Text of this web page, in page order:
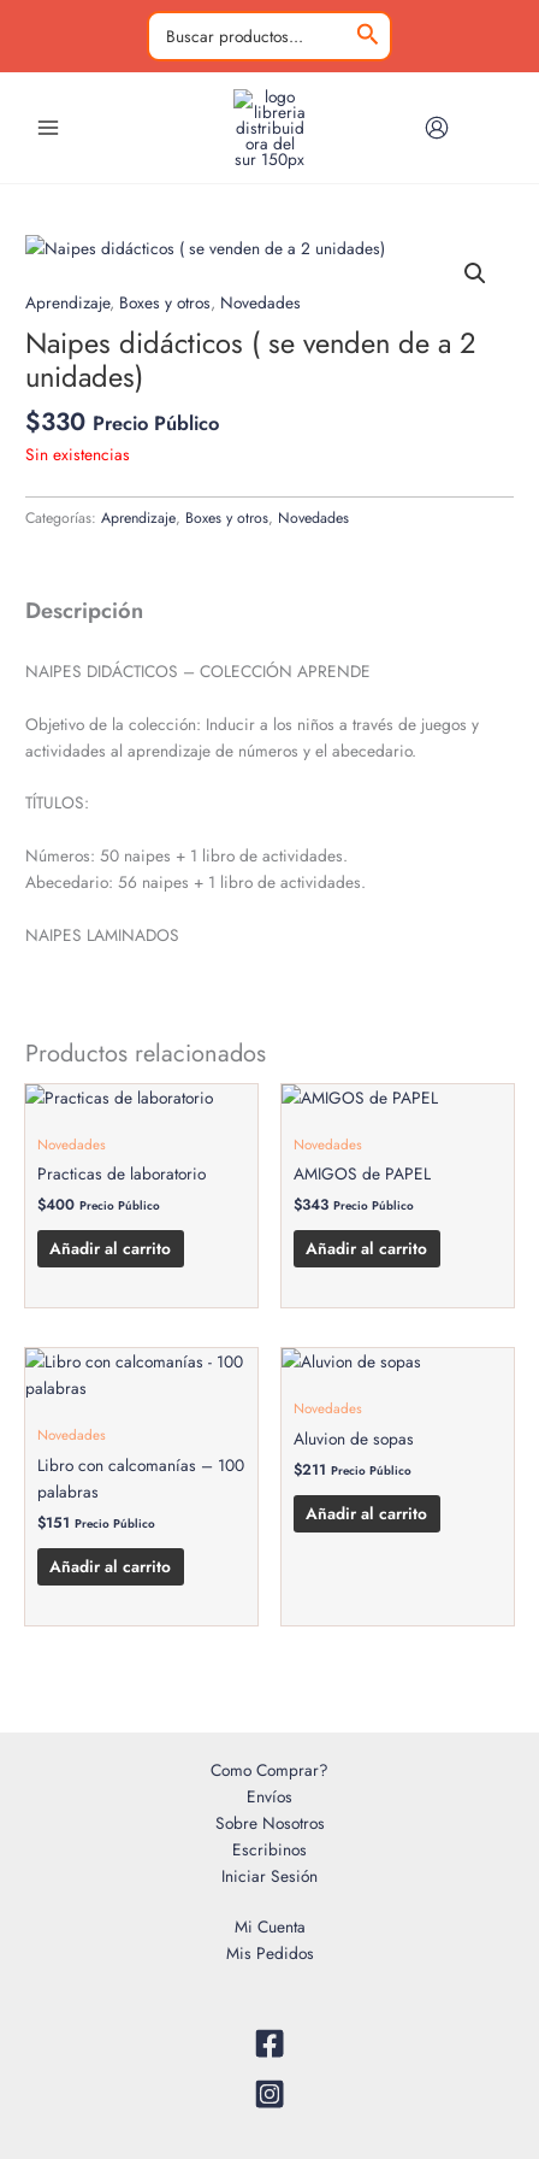
Buscar
por:
Aprendizaje, Boxes y otros, Novedades
Naipes didácticos ( se venden de a 2
unidades)
$330 Precio Público
Sin existencias
Categorías:Aprendizaje, Boxes y otros, Novedades
Descripción
NAIPES DIDÁCTICOS – COLECCIÓN APRENDE
Objetivo de la colección: Inducir a los niños a través de juegos y
actividades al aprendizaje de números y el abecedario.
TÍTULOS:
Números: 50 naipes + 1 libro de actividades.
Abecedario: 56 naipes + 1 libro de actividades.
NAIPES LAMINADOS
Productos relacionados
Novedades
Practicas de laboratorio
$400 Precio Público
Añadir al carrito
Novedades
AMIGOS de PAPEL
$343 Precio Público
Añadir al carrito
Novedades
Libro con calcomanías – 100
palabras
$151 Precio Público
Añadir al carrito
Novedades
Aluvion de sopas
$211 Precio Público
Añadir al carrito
Como Comprar?
Envíos
Sobre Nosotros
Escribinos
Iniciar Sesión
Mi Cuenta
Mis Pedidos